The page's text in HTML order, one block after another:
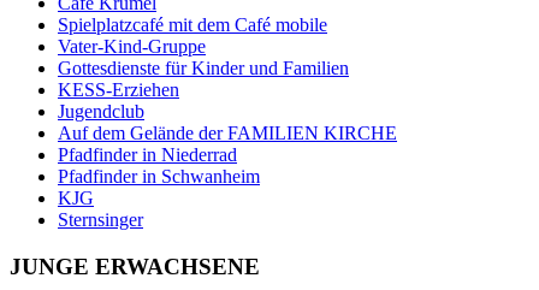
Spielplatzcafé mit dem Café mobile
Vater-Kind-Gruppe
Gottesdienste für Kinder und Familien
KESS-Erziehen
Jugendclub
Auf dem Gelände der FAMILIEN KIRCHE
Pfadfinder in Niederrad
Pfadfinder in Schwanheim
KJG
Sternsinger
JUNGE ERWACHSENE